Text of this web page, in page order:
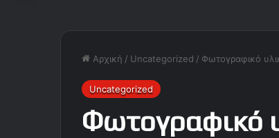
Αρχική / Uncategorized / Φωτογραφικό
Uncategorized
Φωτογραφικό